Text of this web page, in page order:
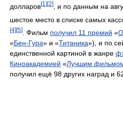
долларов[1][2] , и по данным на
шестое место в списке самых
[4] [5] . Фильм получил 11 премий «
«Бен-Гура» и «Титаника»), и по
единственной картиной в жанре
Киноакадемией «Лучшим
получил ещё 98 других наград и